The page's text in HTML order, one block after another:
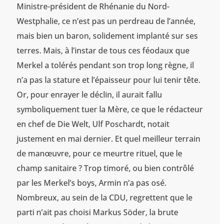
Ministre-président de Rhénanie du Nord-
Westphalie, ce n’est pas un perdreau de l’année,
mais bien un baron, solidement implanté sur ses
terres. Mais, à l’instar de tous ces féodaux que
Merkel a tolérés pendant son trop long règne, il
n’a pas la stature et l’épaisseur pour lui tenir tête.
Or, pour enrayer le déclin, il aurait fallu
symboliquement tuer la Mère, ce que le rédacteur
en chef de Die Welt, Ulf Poschardt, notait
justement en mai dernier. Et quel meilleur terrain
de manœuvre, pour ce meurtre rituel, que le
champ sanitaire ? Trop timoré, ou bien contrôlé
par les Merkel’s boys, Armin n’a pas osé.
Nombreux, au sein de la CDU, regrettent que le
parti n’ait pas choisi Markus Söder, la brute